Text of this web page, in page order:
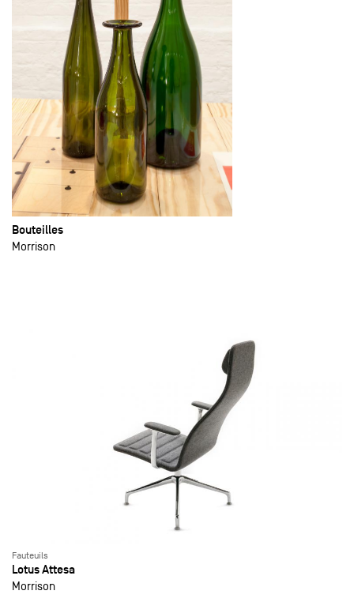
Bouteilles
Morrison
Fauteuils
Lotus Attesa
Morrison